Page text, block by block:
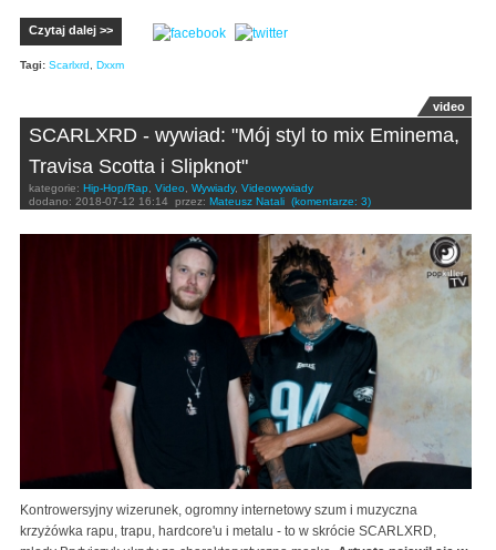
Czytaj dalej >>
Tagi: Scarlxrd , Dxxm
video
SCARLXRD - wywiad: "Mój styl to mix Eminema,
Travisa Scotta i Slipknot"
kategorie: Hip-Hop/Rap, Video, Wywiady, Videowywiady
dodano: 2018-07-12 16:14 przez: Mateusz Natali (komentarze: 3)
Kontrowersyjny wizerunek, ogromny internetowy szum i muzyczna
krzyżówka rapu, trapu, hardcore'u i metalu - to w skrócie SCARLXRD,